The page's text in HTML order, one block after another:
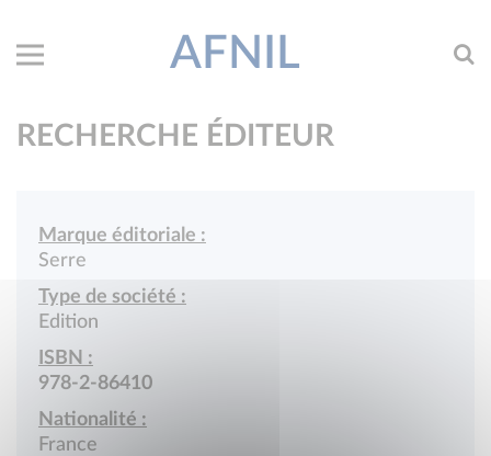
AFNIL
RECHERCHE ÉDITEUR
Marque éditoriale :
Serre
Type de société :
Edition
ISBN :
978-2-86410
Nationalité :
France